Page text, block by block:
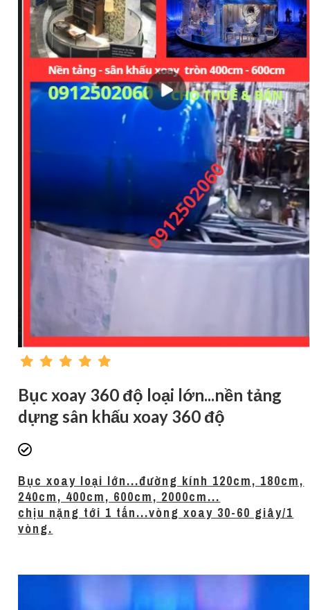
Bục xoay 360 độ loại lớn...nền tảng
dựng sân khấu xoay 360 độ
Bục xoay loại lớn...đường kính 120cm, 180cm,
240cm, 400cm, 600cm, 2000cm...
chịu nặng tới 1 tấn...vòng xoay 30-60 giây/1
vòng.